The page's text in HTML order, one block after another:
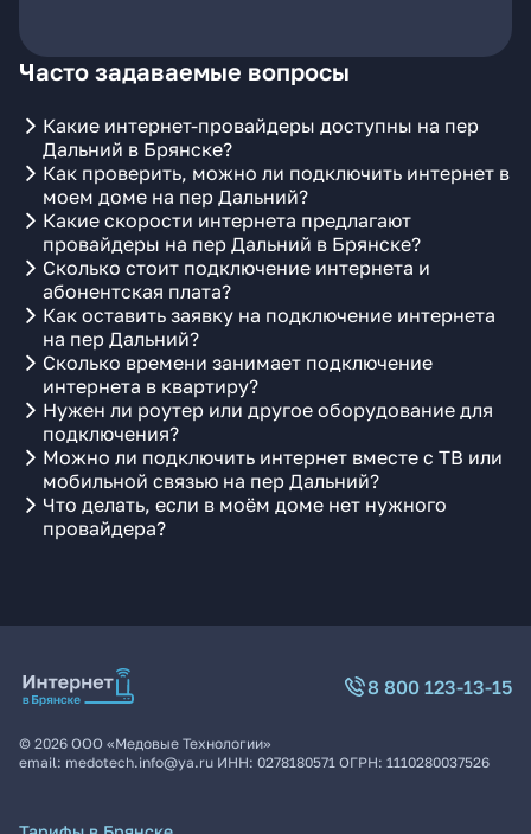
Часто задаваемые вопросы
Какие интернет-провайдеры доступны на пер
Дальний в Брянске?
Как проверить, можно ли подключить интернет в
моем доме на пер Дальний?
Какие скорости интернета предлагают
провайдеры на пер Дальний в Брянске?
Сколько стоит подключение интернета и
абонентская плата?
Как оставить заявку на подключение интернета
на пер Дальний?
Сколько времени занимает подключение
интернета в квартиру?
Нужен ли роутер или другое оборудование для
подключения?
Можно ли подключить интернет вместе с ТВ или
мобильной связью на пер Дальний?
Что делать, если в моём доме нет нужного
провайдера?
8 800 123-13-15
© 2026 ООО «Медовые Технологии»
email: medotech.info@ya.ru ИНН: 0278180571 ОГРН: 1110280037526